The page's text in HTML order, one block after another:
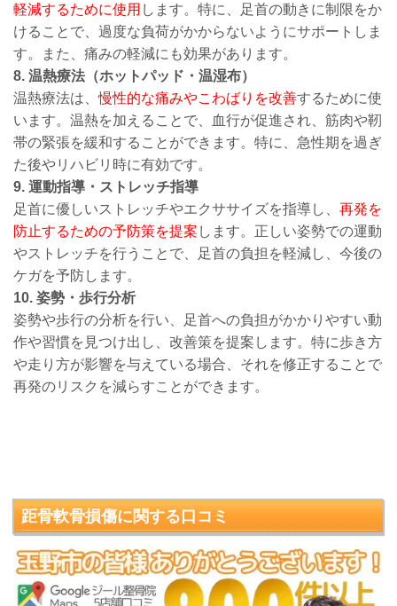
軽減するために使用 します。特に、足首の動きに制限をか
けることで、過度な負荷がかからないようにサポートしま
す。また、痛みの軽減にも効果があります。
8. 温熱療法（ホットパッド・温湿布）
温熱療法は、慢性的な痛みやこわばりを改善するために使
います。温熱を加えることで、血行が促進され、筋肉や靭
帯の緊張を緩和することができます。特に、急性期を過ぎ
た後やリハビリ時に有効です。
9. 運動指導・ストレッチ指導
足首に優しいストレッチやエクササイズを指導し、 再発を
防止するための予防策を提案 します。正しい姿勢での運動
やストレッチを行うことで、足首の負担を軽減し、今後の
ケガを予防します。
10. 姿勢・歩行分析
姿勢や歩行の分析を行い、足首への負担がかかりやすい動
作や習慣を見つけ出し、改善策を提案します。特に歩き方
や走り方が影響を与えている場合、それを修正することで
再発のリスクを減らすことができます。
距骨軟骨損傷に関する口コミ